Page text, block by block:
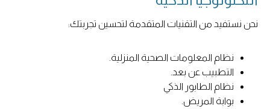
نحن نستفيد من التقنيات المتقدمة لتحسين تجربتك:
نظام المعلومات الصحية المنزلية.
التطبيب عن بعد.
نظام الطابور الذكي
بوابة المريض.